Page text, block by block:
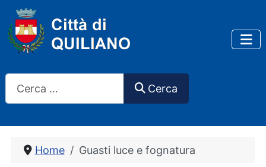
Cerca
Home Guasti luce e fognatura